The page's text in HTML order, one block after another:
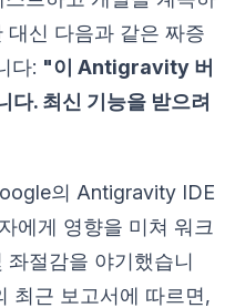
대신 다음과 같은 짜증
다: "이 Antigravity 버
다. 최신 기능을 받으려
의 Antigravity IDE
에게 영향을 미쳐 워크
절감을 야기했습니
최근 보고서에 따르면,